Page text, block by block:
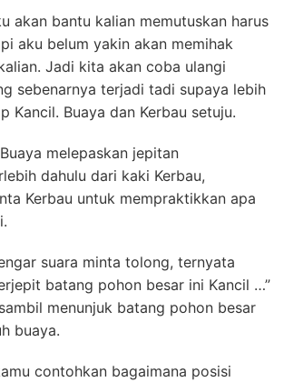
akan bantu kalian memutuskan harus
aku belum yakin akan memihak
Jadi kita akan coba ulangi
sebenarnya terjadi tadi supaya lebih
Kancil. Buaya dan Kerbau setuju.
melepaskan jepitan
dahulu dari kaki Kerbau,
Kerbau untuk mempraktikkan apa
suara minta tolong, ternyata
batang pohon besar ini Kancil …”
menunjuk batang pohon besar
buaya.
contohkan bagaimana posisi